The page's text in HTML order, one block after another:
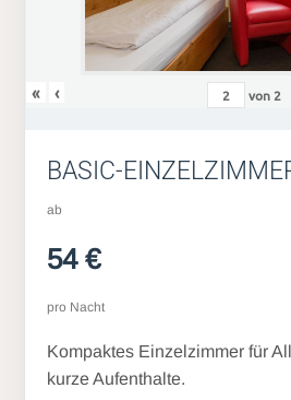
« ‹ von 2
BASIC-
ab
54 €
pro Nacht
Kompaktes Einzelzimmer für
kurze Aufenthalte.